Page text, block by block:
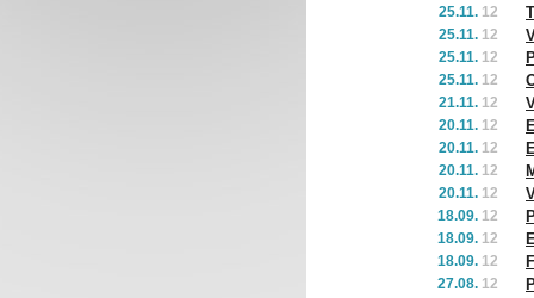
25.11. 12
25.11. 12
25.11. 12
25.11. 12
21.11. 12
20.11. 12
20.11. 12
20.11. 12
20.11. 12
18.09. 12
18.09. 12
18.09. 12
27.08. 12